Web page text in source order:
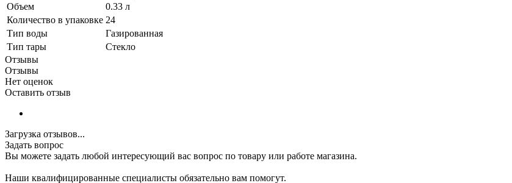
Объем
0.33 л
Количество в упаковке 24
Тип воды
Газированная
Тип тары
Стекло
Отзывы
Отзывы
Нет оценок
Оставить отзыв
Загрузка отзывов...
Задать вопрос
Вы можете задать любой интересующий вас вопрос по товару или работе магазина.
Наши квалифицированные специалисты обязательно вам помогут.